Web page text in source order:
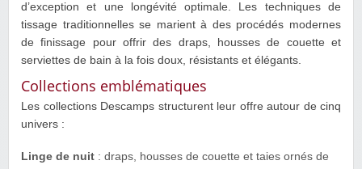
d’exception et une longévité optimale. Les techniques de
tissage traditionnelles se marient à des procédés modernes
de finissage pour offrir des draps, housses de couette et
serviettes de bain à la fois doux, résistants et élégants.
Collections emblématiques
Les collections Descamps structurent leur offre autour de cinq
univers :
Linge de nuit : draps, housses de couette et taies ornés de